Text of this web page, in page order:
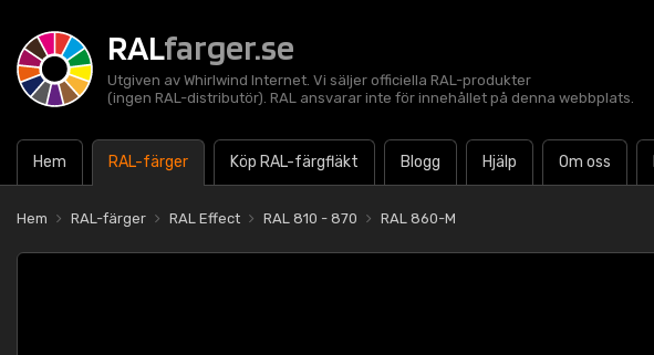
RALfarger.se
Utgiven av Whirlwind Internet. Vi säljer officiella RAL-produkter
(ingen RAL-distributör). RAL ansvarar inte för innehållet på denna webbplats.
Hem RAL-färger Köp RAL-färgfläkt Blogg Hjälp Om oss
Hem RAL-färger RAL Effect RAL 810 - 870 RAL 860-M